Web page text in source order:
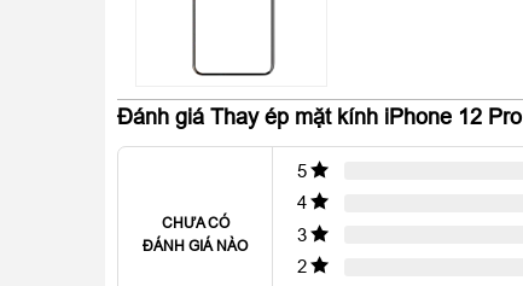
Đánh giá Thay ép mặt kính iPhone 12 Pro
CHƯA CÓ
ĐÁNH GIÁ NÀO
5
4
3
2